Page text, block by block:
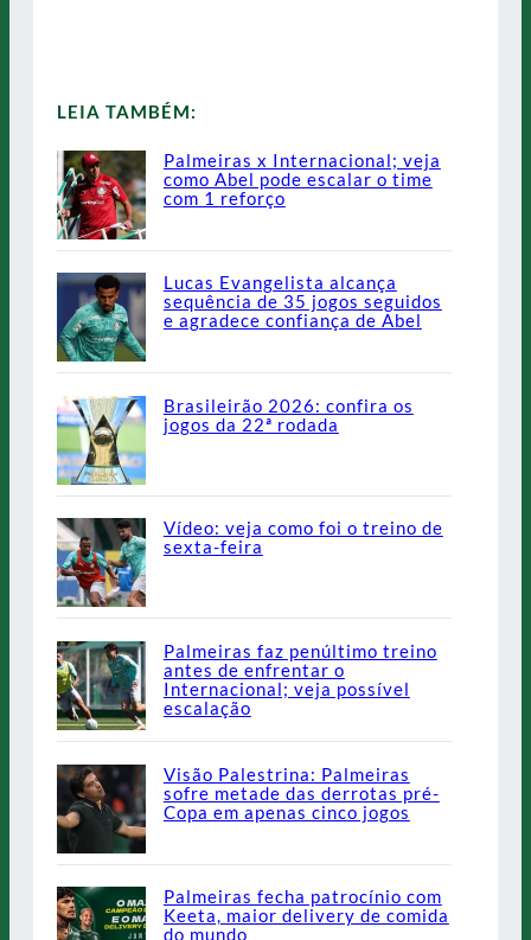
LEIA TAMBÉM:
Palmeiras x Internacional; veja
como Abel pode escalar o time
com 1 reforço
Lucas Evangelista alcança
sequência de 35 jogos seguidos
e agradece confiança de Abel
Brasileirão 2026: confira os
jogos da 22ª rodada
Vídeo: veja como foi o treino de
sexta-feira
Palmeiras faz penúltimo treino
antes de enfrentar o
Internacional; veja possível
escalação
Visão Palestrina: Palmeiras
sofre metade das derrotas pré-
Copa em apenas cinco jogos
Palmeiras fecha patrocínio com
Keeta, maior delivery de comida
do mundo